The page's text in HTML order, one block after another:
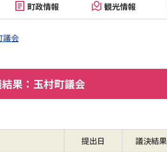
町政情報 観光情報
議会
果：玉村町議会
提出日 議決結果